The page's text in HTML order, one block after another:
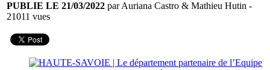
PUBLIE LE 21/03/2022 par Auriana Castro & Mathieu Hutin -
21011 vues